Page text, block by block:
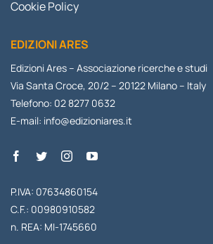
Cookie Policy
EDIZIONI ARES
Edizioni Ares – Associazione ricerche e studi
Via Santa Croce, 20/2 – 20122 Milano – Italy
Telefono: 02 8277 0632
E-mail: info@edizioniares.it
P.IVA: 07634860154
C.F.: 00980910582
n. REA: MI-1745660